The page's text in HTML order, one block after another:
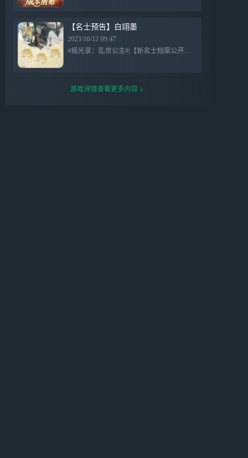
【名士预告】白翊墨
2023/10/12 09:47
#摇光录：乱世公主#|【新名士档案公开】 ——“世有医人药，亦有夺命方。” 亦正亦邪，没有明确的善恶观，只有有用和无用的区别。 名士：白翊墨 配音：张沛@哎哟这不是张沛么 >>>「鎏
游戏详情查看更多内容